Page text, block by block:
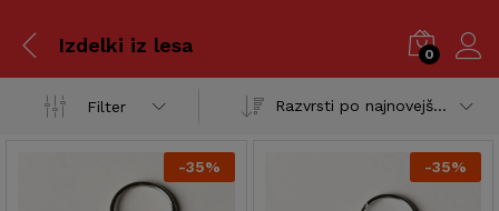
Izdelki iz lesa 0
Filter Razvrsti po najnovejšem
-35% -35%